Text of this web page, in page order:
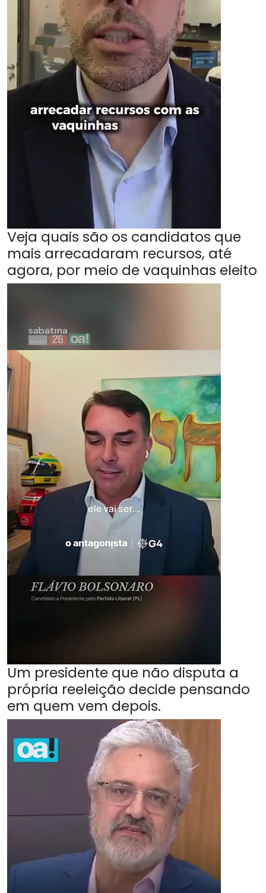
Veja quais são os candidatos que
mais arrecadaram recursos, até
agora, por meio de vaquinhas eleito
Um presidente que não disputa a
própria reeleição decide pensando
em quem vem depois.